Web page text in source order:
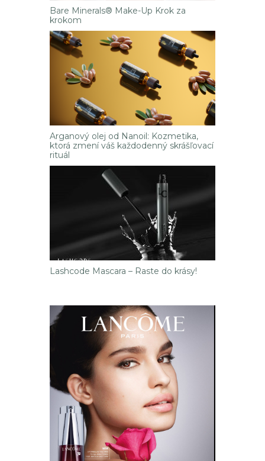
Bare Minerals® Make-Up Krok za
krokom
Arganový olej od Nanoil: Kozmetika,
ktorá zmení váš každodenný skrášľovací
rituál
Lashcode Mascara – Raste do krásy!